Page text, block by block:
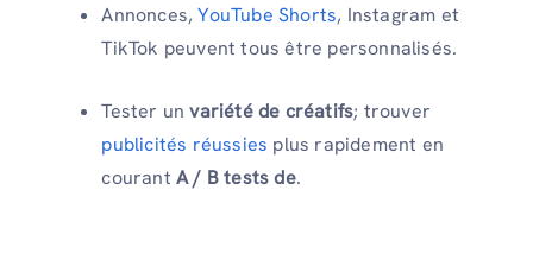
Annonces,YouTube Shorts, Instagram et
TikTok peuvent tous être personnalisés.
Tester unvariété de créatifs; trouver
publicités réussies plus rapidement en
courant A / B tests de.